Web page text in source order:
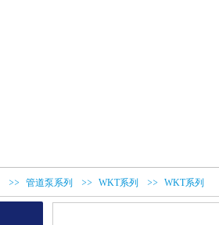
>> 管道泵系列 >> WKT系列 >> WKT系列